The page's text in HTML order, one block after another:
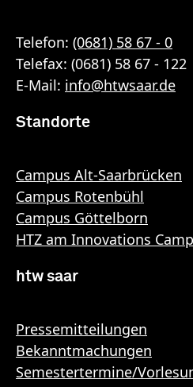
Telefon: (0681) 58 67 - 0
Telefax: (0681) 58 67 - 122
E-Mail: info@htwsaar.de
Standorte
Campus Alt-Saarbrücken
Campus Rotenbühl
Campus Göttelborn
HTZ am Innovations
htw saar
Pressemitteilungen
Bekanntmachungen
Semestertermine/